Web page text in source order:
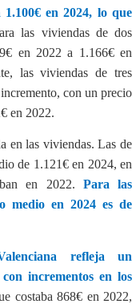
en 2024, lo que
las viviendas de dos
en 2022 a 1.166€ en
las viviendas de tres
con un precio
en 2022.
en las viviendas. Las de
de 1.121€ en 2024, en
en 2022. Para las
medio en 2024 es de
refleja un
incrementos en los
costaba 868€ en 2022,